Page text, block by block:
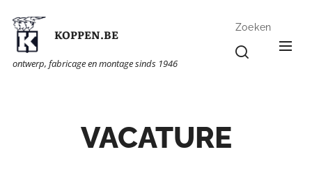
KOPPEN.BE
ontwerp, fabricage en montage sinds 1946
Zoeken
VACATURE